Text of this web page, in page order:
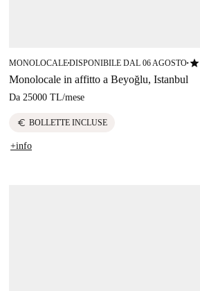
MONOLOCALE■DISPONIBILE DAL 06 AGOSTO■star
Monolocale in affitto a Beyoğlu, Istanbul
Da 25000 TL/mese
euro BOLLETTE INCLUSE
+info